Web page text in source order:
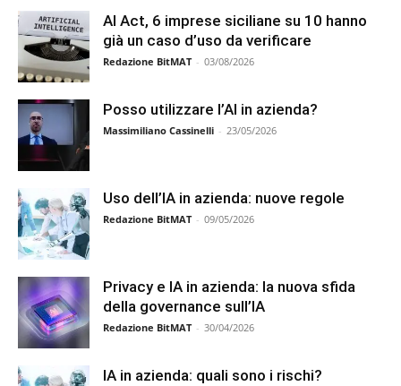
AI Act, 6 imprese siciliane su 10 hanno
già un caso d’uso da verificare
Redazione BitMAT - 03/08/2026
Posso utilizzare l’AI in azienda?
Massimiliano Cassinelli - 23/05/2026
Uso dell’IA in azienda: nuove regole
Redazione BitMAT - 09/05/2026
Privacy e IA in azienda: la nuova sfida
della governance sull’IA
Redazione BitMAT - 30/04/2026
IA in azienda: quali sono i rischi?